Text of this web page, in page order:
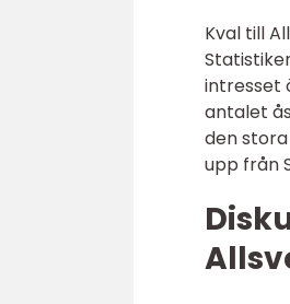
Kval till
intresset
antalet
den
upp från